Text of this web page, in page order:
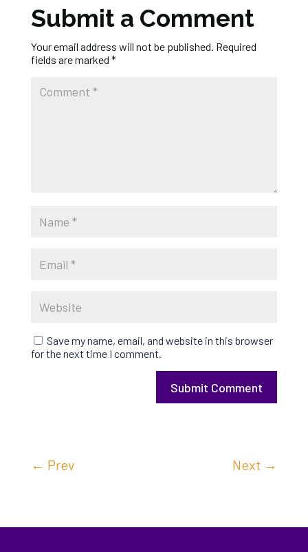
Submit a Comment
Your email address will not be published. Required
fields are marked *
Save my name, email, and website in this browser
for the next time I comment.
Submit Comment
← Prev Next →